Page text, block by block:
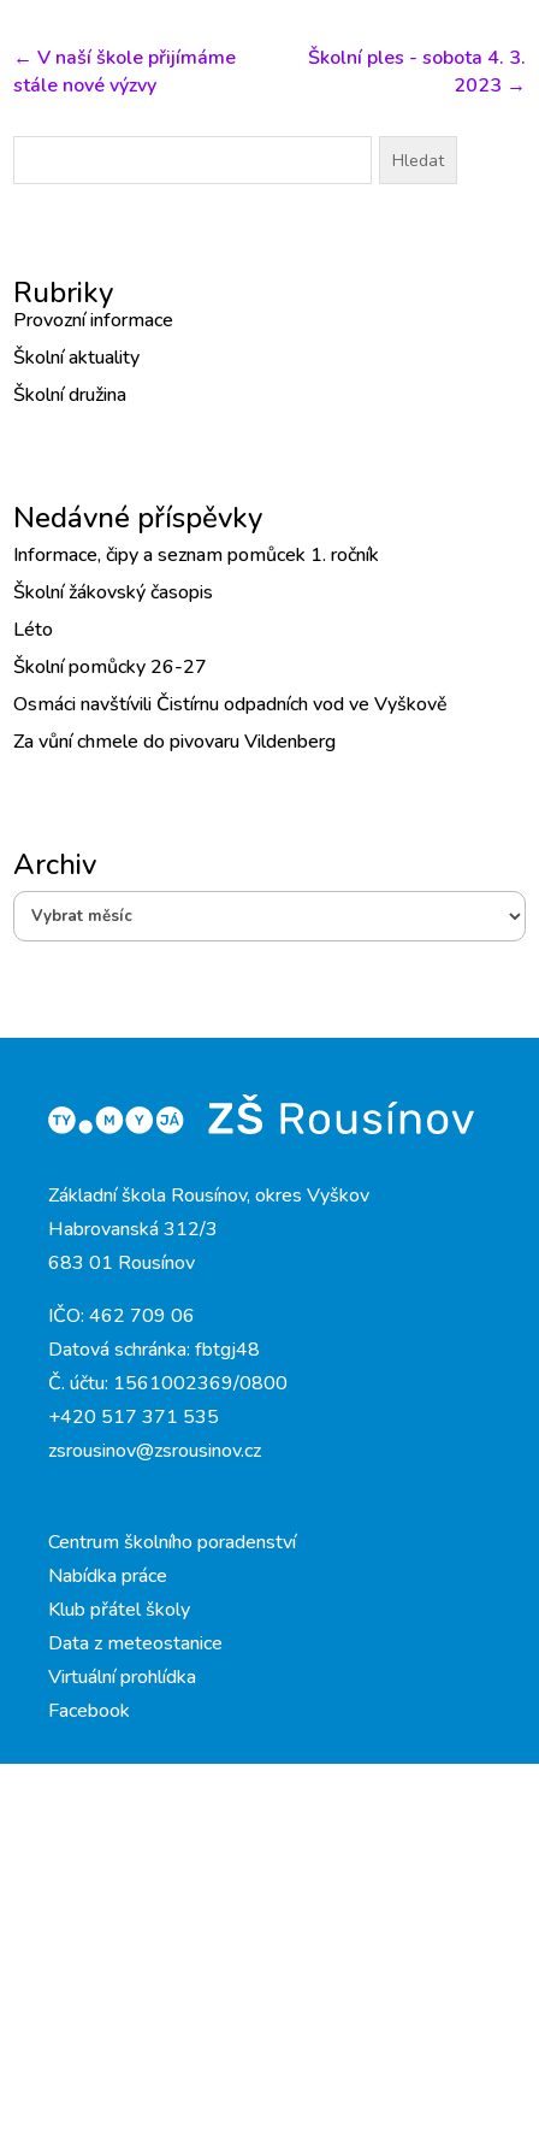
←V naší škole přijímáme
stále nové výzvy
Školní ples - sobota 4. 3.
2023 →
Vyhledávání
Rubriky
Provozní informace
Školní aktuality
Školní družina
Nedávné příspěvky
Informace, čipy a seznam pomůcek 1. ročník
Školní žákovský časopis
Léto
Školní pomůcky 26-27
Osmáci navštívili Čistírnu odpadních vod ve Vyškově
Za vůní chmele do pivovaru Vildenberg
ArchivArchiv
Základní škola Rousínov, okres Vyškov
Habrovanská 312/3
683 01 Rousínov
IČO: 462 709 06
Datová schránka: fbtgj48
Č. účtu: 1561002369/0800
+420 517 371 535
zsrousinov@zsrousinov.cz
Centrum školního poradenství
Nabídka práce
Klub přátel školy
Data z meteostanice
Virtuální prohlídka
Facebook